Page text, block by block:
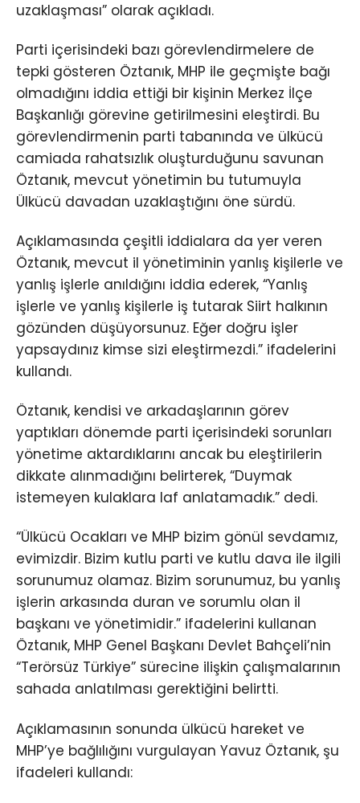
uzaklaşması” olarak açıkladı.
Parti içerisindeki bazı görevlendirmelere de
tepki gösteren Öztanık, MHP ile geçmişte bağı
olmadığını iddia ettiği bir kişinin Merkez İlçe
Başkanlığı görevine getirilmesini eleştirdi. Bu
görevlendirmenin parti tabanında ve ülkücü
camiada rahatsızlık oluşturduğunu savunan
Öztanık, mevcut yönetimin bu tutumuyla
Ülkücü davadan uzaklaştığını öne sürdü.
Açıklamasında çeşitli iddialara da yer veren
Öztanık, mevcut il yönetiminin yanlış kişilerle ve
yanlış işlerle anıldığını iddia ederek, “Yanlış
işlerle ve yanlış kişilerle iş tutarak Siirt halkının
gözünden düşüyorsunuz. Eğer doğru işler
yapsaydınız kimse sizi eleştirmezdi.” ifadelerini
kullandı.
Öztanık, kendisi ve arkadaşlarının görev
yaptıkları dönemde parti içerisindeki sorunları
yönetime aktardıklarını ancak bu eleştirilerin
dikkate alınmadığını belirterek, “Duymak
istemeyen kulaklara laf anlatamadık.” dedi.
“Ülkücü Ocakları ve MHP bizim gönül sevdamız,
evimizdir. Bizim kutlu parti ve kutlu dava ile ilgili
sorunumuz olamaz. Bizim sorunumuz, bu yanlış
işlerin arkasında duran ve sorumlu olan il
başkanı ve yönetimidir.” ifadelerini kullanan
Öztanık, MHP Genel Başkanı Devlet Bahçeli’nin
“Terörsüz Türkiye” sürecine ilişkin çalışmalarının
sahada anlatılması gerektiğini belirtti.
Açıklamasının sonunda ülkücü hareket ve
MHP’ye bağlılığını vurgulayan Yavuz Öztanık, şu
ifadeleri kullandı: